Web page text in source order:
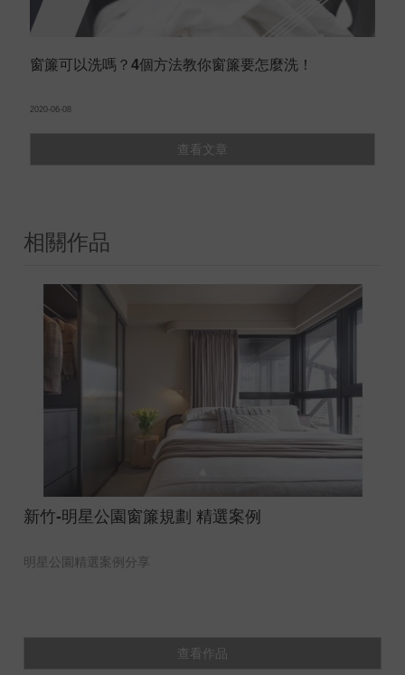
窗簾可以洗嗎？4個方法教你窗簾要怎麼洗！
2020-06-08
查看文章
相關作品
新竹-明星公園窗簾規劃 精選案例
明星公園精選案例分享
查看作品